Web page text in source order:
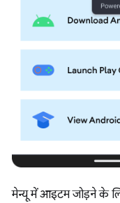
मेन्यू में आइटम जोड़ने के